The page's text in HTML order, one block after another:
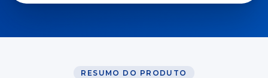
RESUMO DO PRODUTO